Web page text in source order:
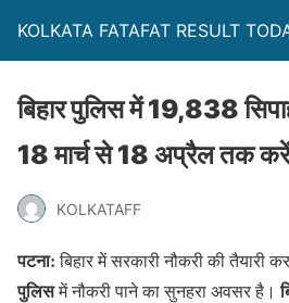
KOLKATA FATAFAT RESULT
बिहार पुलिस में 19,838
18 मार्च से 18 अप्रैल तक
KOLKATAFF
पटना:बिहार में सरकारी नौकरी की तैयारी
पुलिसमें नौकरी पाने का सुनहरा अवसर है।